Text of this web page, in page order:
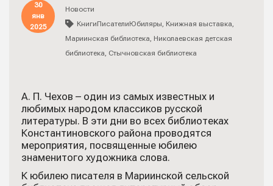
30
янв
2025
Новости
КнигиПисателиЮбиляры, Книжная выставка,
Мариинская библиотека, Николаевская детская
библиотека, Стычновская библиотека
А. П. Чехов – один из самых известных и
любимых народом классиков русской
литературы. В эти дни во всех библиотеках
Константиновского района проводятся
мероприятия, посвященные юбилею
знаменитого художника слова.
К юбилею писателя в Мариинской сельской